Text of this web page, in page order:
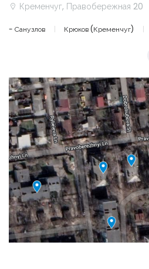
Кременчуг, Правобережная 20
- Санузлов Крюков (Кременчуг)